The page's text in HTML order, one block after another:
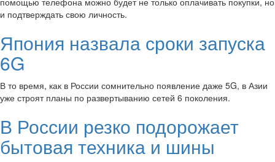
и подтверждать свою личность.
Япония назвала сроки запуска
6G
В то время, как в России сомнительно появление даже 5G, в Азии
уже строят планы по развертыванию сетей 6 поколения.
В России резко подорожает
бытовая техника и шины